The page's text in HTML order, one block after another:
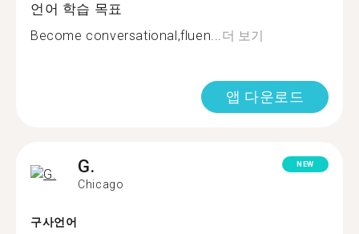
언어 학습 목표
Become conversational,fluen...더 보기
앱 다운로드
G.
Chicago
NEW
구사언어